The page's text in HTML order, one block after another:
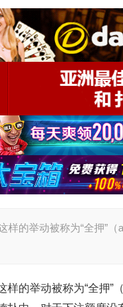
的举动被称为“全押”
样的举动被称为“全押